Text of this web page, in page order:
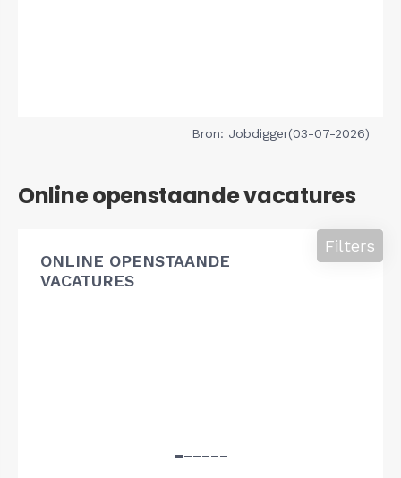
Bron: Jobdigger(03-07-2026)
Online openstaande vacatures
ONLINE OPENSTAANDE
VACATURES
Filters